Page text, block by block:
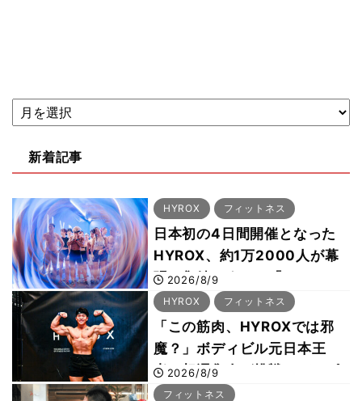
新着記事
HYROX フィットネス
日本初の4日間開催となった
HYROX、約1万2000人が幕
張に集結 すでに「2028、
29年の大会も準備」
2026/8/9
HYROX フィットネス
「この筋肉、HYROXでは邪
魔？」ボディビル元日本王
者・相澤隼人が挑戦 バーピ
ーでは驚異の種目2位
2026/8/9
フィットネス